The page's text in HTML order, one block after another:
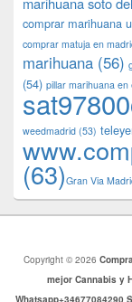
comprar marihuana
comprar matuja en
marihuana (56)
(54) pillar marihuana en
weedmadrid (53)
(63)​​Gran Via
Copyright © 2026
mejor Cannabis y